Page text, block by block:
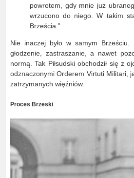
powrotem, gdy mnie już
wrzucono do niego. W takim
Brześcia.”
Nie inaczej było w samym Brześciu.
głodzenie, zastraszanie, a nawet
normą. Tak Piłsudski obchodził się z
odznaczonymi Orderem Virtuti Militari,
zatrzymanych więźniów.
Proces Brzeski